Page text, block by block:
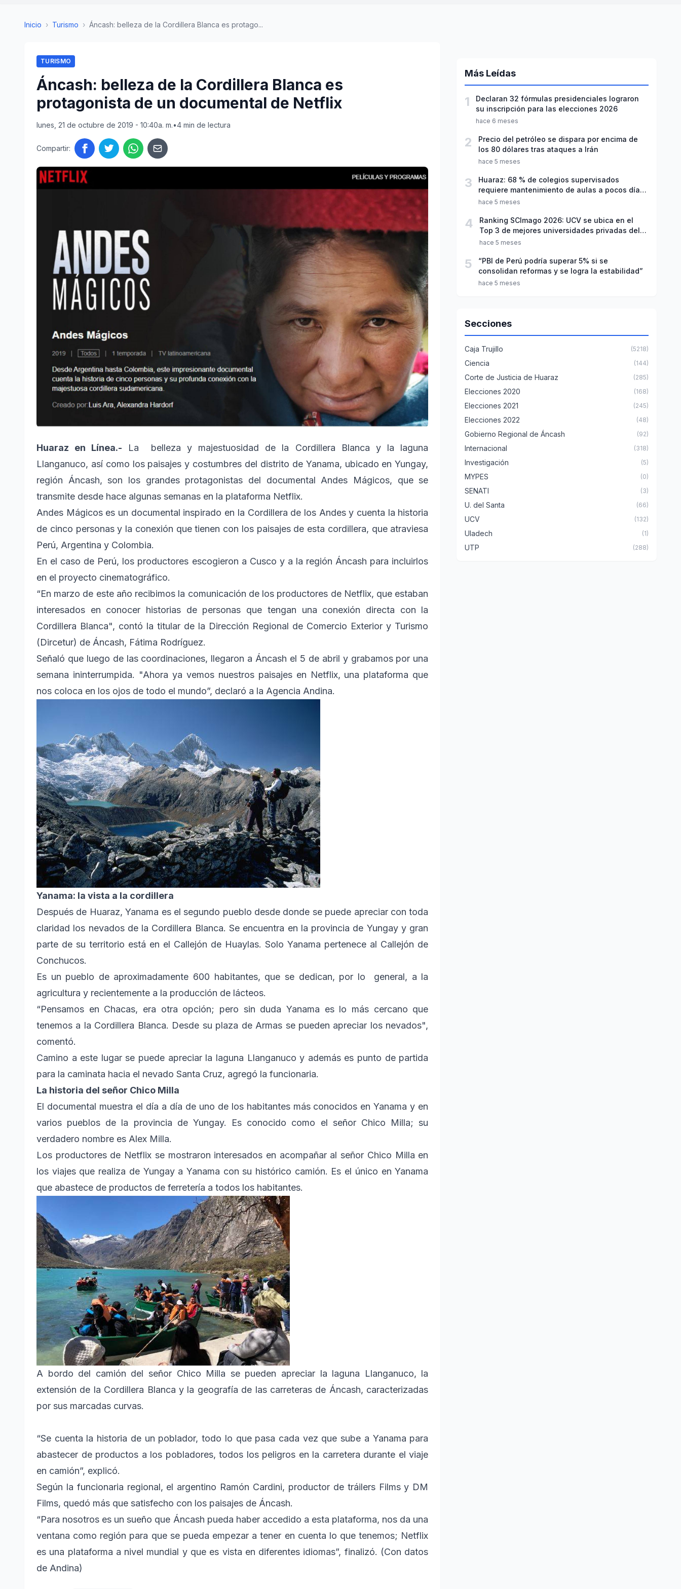
Inicio › Turismo › Áncash: belleza de la Cordillera Blanca es protago...
TURISMO
Áncash: belleza de la Cordillera Blanca es
protagonista de un documental de Netflix
lunes, 21 de octubre de 2019 - 10:40a. m.•4 min de lectura
Compartir:
Huaraz en Línea.-
La belleza y majestuosidad de la Cordillera Blanca y la laguna
Llanganuco, así como los paisajes y costumbres del distrito de Yanama, ubicado en Yungay,
región Áncash, son los grandes protagonistas del documental Andes Mágicos, que se
transmite desde hace algunas semanas en la plataforma Netflix.
Andes Mágicos es un documental inspirado en la Cordillera de los Andes y cuenta la historia
de cinco personas y la conexión que tienen con los paisajes de esta cordillera, que atraviesa
Perú, Argentina y Colombia.
En el caso de Perú, los productores escogieron a Cusco y a la región Áncash para incluirlos
en el proyecto cinematográfico.
“En marzo de este año recibimos la comunicación de los productores de Netflix, que estaban
interesados en conocer historias de personas que tengan una conexión directa con la
Cordillera Blanca", contó la titular de la Dirección Regional de Comercio Exterior y Turismo
(Dircetur) de Áncash, Fátima Rodríguez.
Señaló que luego de las coordinaciones, llegaron a Áncash el 5 de abril y grabamos por una
semana ininterrumpida. "Ahora ya vemos nuestros paisajes en Netflix, una plataforma que
nos coloca en los ojos de todo el mundo”, declaró a la Agencia Andina.
Yanama: la vista a la cordillera
Después de Huaraz, Yanama es el segundo pueblo desde donde se puede apreciar con toda
claridad los nevados de la Cordillera Blanca. Se encuentra en la provincia de Yungay y gran
parte de su territorio está en el Callejón de Huaylas. Solo Yanama pertenece al Callejón de
Conchucos.
Es un pueblo de aproximadamente 600 habitantes, que se dedican, por lo general, a la
agricultura y recientemente a la producción de lácteos.
“Pensamos en Chacas, era otra opción; pero sin duda Yanama es lo más cercano que
tenemos a la Cordillera Blanca. Desde su plaza de Armas se pueden apreciar los nevados",
comentó.
Camino a este lugar se puede apreciar la laguna Llanganuco y además es punto de partida
para la caminata hacia el nevado Santa Cruz, agregó la funcionaria.
La historia del señor Chico Milla
El documental muestra el día a día de uno de los habitantes más conocidos en Yanama y en
varios pueblos de la provincia de Yungay. Es conocido como el señor Chico Milla; su
verdadero nombre es Alex Milla.
Los productores de Netflix se mostraron interesados en acompañar al señor Chico Milla en
los viajes que realiza de Yungay a Yanama con su histórico camión. Es el único en Yanama
que abastece de productos de ferretería a todos los habitantes.
A bordo del camión del señor Chico Milla se pueden apreciar la laguna Llanganuco, la
extensión de la Cordillera Blanca y la geografía de las carreteras de Áncash, caracterizadas
por sus marcadas curvas.
“Se cuenta la historia de un poblador, todo lo que pasa cada vez que sube a Yanama para
abastecer de productos a los pobladores, todos los peligros en la carretera durante el viaje
en camión”, explicó.
Según la funcionaria regional, el argentino Ramón Cardini, productor de tráilers Films y DM
Films, quedó más que satisfecho con los paisajes de Áncash.
“Para nosotros es un sueño que Áncash pueda haber accedido a esta plataforma, nos da una
ventana como región para que se pueda empezar a tener en cuenta lo que tenemos; Netflix
es una plataforma a nivel mundial y que es vista en diferentes idiomas”, finalizó. (Con datos
de Andina)
Más Leídas
1
Declaran 32 fórmulas presidenciales lograron
su inscripción para las elecciones 2026
hace 6 meses
2
Precio del petróleo se dispara por encima de
los 80 dólares tras ataques a Irán
hace 5 meses
3
Huaraz: 68 % de colegios supervisados
requiere mantenimiento de aulas a pocos días
de inicio del año escolar 2026
hace 5 meses
4
Ranking SCImago 2026: UCV se ubica en el
Top 3 de mejores universidades privadas del
Perú
hace 5 meses
5
“PBI de Perú podría superar 5% si se
consolidan reformas y se logra la estabilidad”
hace 5 meses
Secciones
Caja Trujillo (5218)
Ciencia (144)
Corte de Justicia de Huaraz (285)
Elecciones 2020 (168)
Elecciones 2021 (245)
Elecciones 2022 (48)
Gobierno Regional de Áncash (92)
Internacional (318)
Investigación (5)
MYPES (0)
SENATI (3)
U. del Santa (66)
UCV (132)
Uladech (1)
UTP (288)